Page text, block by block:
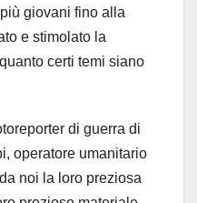
giovani fino alla
e stimolato la
certi temi siano
di guerra di
operatore umanitario
noi la loro preziosa